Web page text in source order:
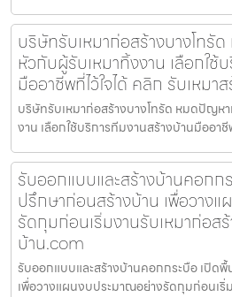
บริษัทรับเหมาก่อสร้างบางโทรั
หัวกับผู้รับเหมาทิ้งงาน เลือกใช้
มืออาชีพที่ไว้ใจได้ คลิก รับเหมา
บริษัทรับเหมาก่อสร้างบางโทรัด หมดปัญห
งาน เลือกใช้บริการทีมงานสร้างบ้านมืออาชี
รับออกแบบและสร้างบ้านคอกก
ปรึกษาก่อนสร้างบ้าน เพื่อวาง
รัดกุมก่อนเริ่มงานรับเหมาก่อส
บ้าน.com
รับออกแบบและสร้างบ้านคอกกระบือ เปิด
เพื่อวางแผนงบประมาณอย่างรัดกุมก่อนเริ่